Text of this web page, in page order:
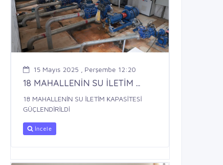
15 Mayıs 2025 , Perşembe 12:20
18 MAHALLENİN SU İLETİM ...
18 MAHALLENİN SU İLETİM KAPASİTESİ
GÜÇLENDİRİLDİ
İncele